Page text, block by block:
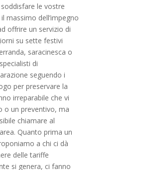
le vostre
massimo dell’impegno
offrire un servizio di
su sette festivi
saracinesca o
di
seguendo i
per preservare la
irreparabile che vi
o un preventivo, ma
chiamare al
Quanto prima un
a chi ci dà
delle tariffe
si genera, ci fanno